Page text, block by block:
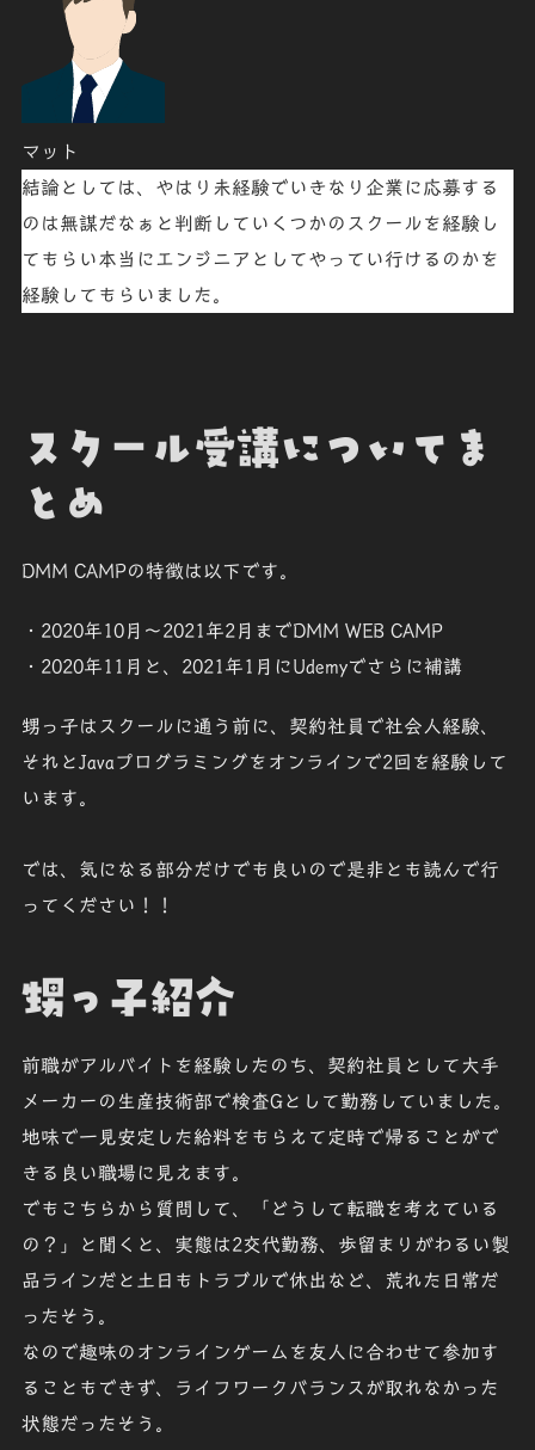
マット
結論としては、やはり未経験でいきなり企業に応募する
のは無謀だなぁと判断していくつかのスクールを経験し
てもらい本当にエンジニアとしてやってい行けるのかを
経験してもらいました。
スクール受講についてま
とめ
DMM CAMPの特徴は以下です。
・2020年10月～2021年2月までDMM WEB CAMP
・2020年11月と、2021年1月にUdemyでさらに補講
甥っ子はスクールに通う前に、契約社員で社会人経験、
それとJavaプログラミングをオンラインで2回を経験して
います。
では、気になる部分だけでも良いので是非とも読んで行
ってください！！
甥っ子紹介
前職がアルバイトを経験したのち、契約社員として大手
メーカーの生産技術部で検査Gとして勤務していました。
地味で一見安定した給料をもらえて定時で帰ることがで
きる良い職場に見えます。
でもこちらから質問して、「どうして転職を考えている
の？」と聞くと、実態は2交代勤務、歩留まりがわるい製
品ラインだと土日もトラブルで休出など、荒れた日常だ
ったそう。
なので趣味のオンラインゲームを友人に合わせて参加す
ることもできず、ライフワークバランスが取れなかった
状態だったそう。